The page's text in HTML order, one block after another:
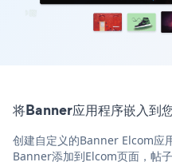
将Banner应用程序嵌入到
创建自定义的Banner Elcom应
Banner添加到Elcom页面，帖